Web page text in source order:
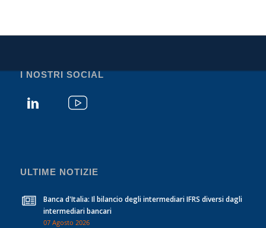
I NOSTRI SOCIAL
ULTIME NOTIZIE
Banca d'Italia: Il bilancio degli intermediari IFRS diversi dagli
intermediari bancari
07 Agosto 2026